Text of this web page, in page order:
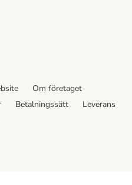
Om företaget
Betalningssätt
Leverans